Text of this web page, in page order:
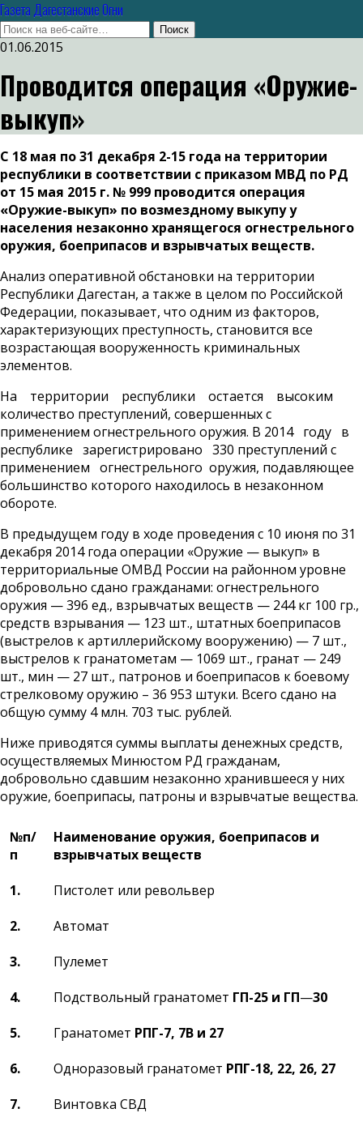
Газета Дагестанские Огни
01.06.2015
Проводится операция «Оружие-
выкуп»
С 18 мая по 31 декабря 2-15 года на территории
республики в соответствии с приказом МВД по РД
от 15 мая 2015 г. № 999 проводится операция
«Оружие-выкуп» по возмездному выкупу у
населения незаконно хранящегося огнестрельного
оружия, боеприпасов и взрывчатых веществ.
Анализ оперативной обстановки на территории
Республики Дагестан, а также в целом по Российской
Федерации, показывает, что одним из факторов,
характеризующих преступность, становится все
возрастающая вооруженность криминальных
элементов.
На территории республики остается высоким
количество преступлений, совершенных с
применением огнестрельного оружия. В 2014 году в
республике зарегистрировано 330 преступлений с
применением огнестрельного оружия, подавляющее
большинство которого находилось в незаконном
обороте.
В предыдущем году в ходе проведения с 10 июня по 31
декабря 2014 года операции «Оружие — выкуп» в
территориальные ОМВД России на районном уровне
добровольно сдано гражданами: огнестрельного
оружия — 396 ед., взрывчатых веществ — 244 кг 100 гр.,
средств взрывания — 123 шт., штатных боеприпасов
(выстрелов к артиллерийскому вооружению) — 7 шт.,
выстрелов к гранатометам — 1069 шт., гранат — 249
шт., мин — 27 шт., патронов и боеприпасов к боевому
стрелковому оружию – 36 953 штуки. Всего сдано на
общую сумму 4 млн. 703 тыс. рублей.
Ниже приводятся суммы выплаты денежных средств,
осуществляемых Минюстом РД гражданам,
добровольно сдавшим незаконно хранившееся у них
оружие, боеприпасы, патроны и взрывчатые вещества.
№п/
п
Наименование оружия, боеприпасов и
взрывчатых веществ
1.
Пистолет или револьвер
2.
Автомат
3.
Пулемет
4.
Подствольный гранатомет ГП-25 и ГП—30
5.
Гранатомет РПГ-7, 7В и 27
6.
Одноразовый гранатомет РПГ-18, 22, 26, 27
7.
Винтовка СВД